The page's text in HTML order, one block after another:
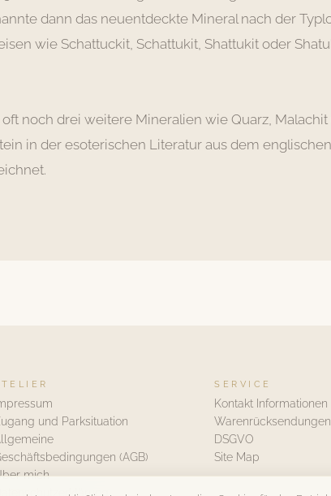
dann das neuentdeckte Mineral nach der
wie Schattuckit, Schattukit, Shattukit oder
noch drei weitere Mineralien wie Quarz,
in der esoterischen Literatur aus dem
und Parksituation
(AGB)
mich
Datenschutzerklärung
SERVICE
Kontakt Informationen
Warenrücksendungen
DSGVO
Site Map